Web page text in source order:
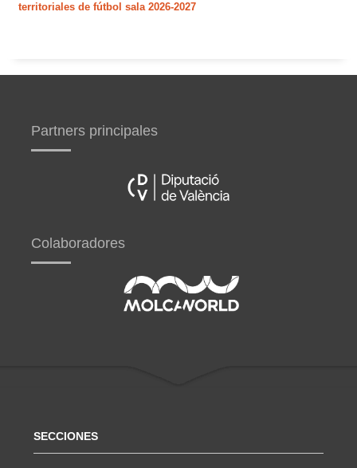
territoriales de fútbol sala 2026-2027
Partners principales
Colaboradores
SECCIONES